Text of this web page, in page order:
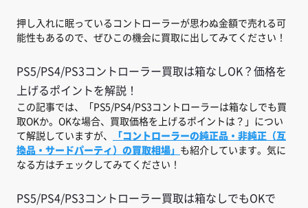
押し入れに眠っているコントローラーが思わぬ金額で売れる可
能性もあるので、ぜひこの機会に買取に出してみてください！
PS5/PS4/PS3コントローラー買取は箱なしOK？価格を
上げるポイントを解説！
この記事では、「PS5/PS4/PS3コントローラーは箱なしでも買
取OKか。OKな場合、買取価格を上げるポイントは？」につい
て解説していますが、
「コントローラーの純正品・非純正（互
換品・サードパーティ）の買取相場」 も紹介しています。気に
なる方はチェックしてみてください！
PS5/PS4/PS3コントローラー買取は箱なしでもOKで